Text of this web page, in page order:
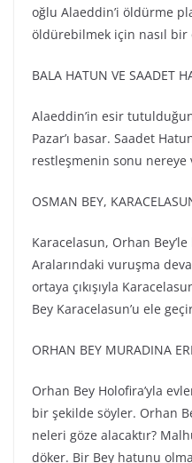
oğlu Alaeddin’i öldürme
öldürebilmek için nasıl bir
BALA HATUN VE SAADET
Alaeddin’in esir
Pazar’ı basar. Saadet
restleşmenin sonu nereye
OSMAN BEY,
Karacelasun, Orhan Bey’le
Aralarındaki vuruşma
ortaya çıkışıyla
Bey Karacelasun’u ele
ORHAN BEY MURADINA
Orhan Bey Holofira’yla
bir şekilde söyler. Orhan
neleri göze alacaktır?
döker. Bir Bey hatunu